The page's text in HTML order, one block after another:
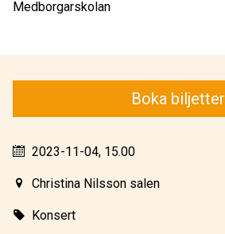
Boka biljetter
2023-11-04, 15.00
Christina Nilsson salen
Konsert
Medborgarskolan